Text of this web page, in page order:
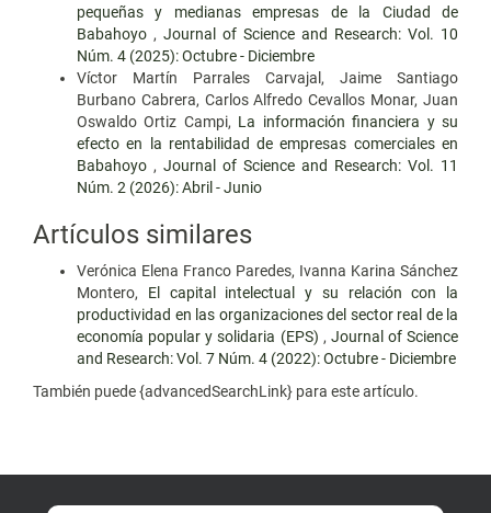
pequeñas y medianas empresas de la Ciudad de
Babahoyo , Journal of Science and Research: Vol. 10
Núm. 4 (2025): Octubre - Diciembre
Víctor Martín Parrales Carvajal, Jaime Santiago
Burbano Cabrera, Carlos Alfredo Cevallos Monar, Juan
Oswaldo Ortiz Campi, La información financiera y su
efecto en la rentabilidad de empresas comerciales en
Babahoyo , Journal of Science and Research: Vol. 11
Núm. 2 (2026): Abril - Junio
Artículos similares
Verónica Elena Franco Paredes, Ivanna Karina Sánchez
Montero, El capital intelectual y su relación con la
productividad en las organizaciones del sector real de la
economía popular y solidaria (EPS) , Journal of Science
and Research: Vol. 7 Núm. 4 (2022): Octubre - Diciembre
También puede {advancedSearchLink} para este artículo.